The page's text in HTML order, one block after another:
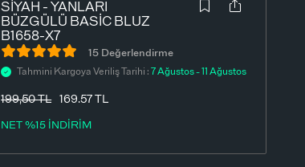
SIYAH - YANLARI
BÜZGÜLÜ BASIC BLUZ
B1658-X7
15 Değerlendirme
Tahmini Kargoya Veriliş Tarihi :7 Ağustos - 11 Ağustos
NET %15 İNDİRİM
199,50TL 169.57 TL